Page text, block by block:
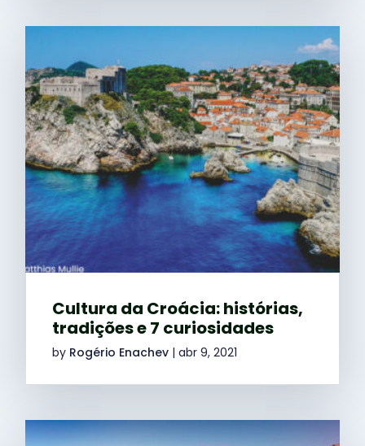
Cultura da Croácia: histórias,
tradições e 7 curiosidades
by Rogério Enachev |abr 9, 2021